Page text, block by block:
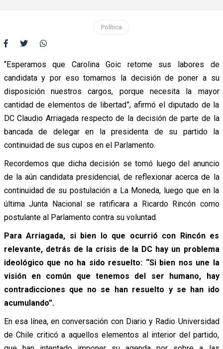
Política
“Esperamos que Carolina Goic retome sus labores de
candidata y por eso tomamos la decisión de poner a su
disposición nuestros cargos, porque necesita la mayor
cantidad de elementos de libertad”, afirmó el diputado de la
DC Claudio Arriagada respecto de la decisión de parte de la
bancada de delegar en la presidenta de su partido la
continuidad de sus cupos en el Parlamento.
Recordemos que dicha decisión se tomó luego del anuncio
de la aún candidata presidencial, de reflexionar acerca de la
continuidad de su postulación a La Moneda, luego que en la
última Junta Nacional se ratificara a Ricardo Rincón como
postulante al Parlamento contra su voluntad.
Para Arriagada, si bien lo que ocurrió con Rincón es
relevante, detrás de la crisis de la DC hay un problema
ideológico que no ha sido resuelto: “Si bien nos une la
visión en común que tenemos del ser humano, hay
contradicciones que no se han resuelto y se han ido
acumulando”.
En esa línea, en conversación con Diario y Radio Universidad
de Chile criticó a aquellos elementos al interior del partido,